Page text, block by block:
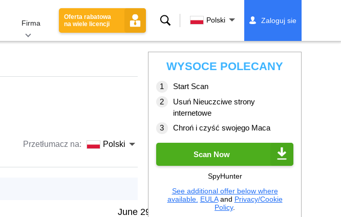
Firma
Oferta rabatowa
na wiele licencji
Szukaj Polski Zaloguj sie
Przetłumacz na: Polski
June 29, 2026
WYSOCE POLECANY
Start Scan
Usuń Nieuczciwe strony
internetowe
Chroń i czyść swojego Maca
Scan Now
SpyHunter
See additional offer below where
available. EULAand Privacy/Cookie
Policy.